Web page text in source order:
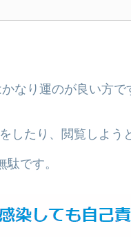
なり運のが良い方で
したり、閲覧しよう
駄です。